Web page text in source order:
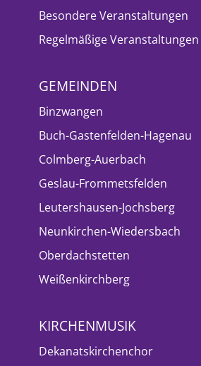
Besondere Veranstaltungen
Regelmäßige Veranstaltungen
GEMEINDEN
Binzwangen
Buch-Gastenfelden-Hagenau
Colmberg-Auerbach
Geslau-Frommetsfelden
Leutershausen-Jochsberg
Neunkirchen-Wiedersbach
Oberdachstetten
Weißenkirchberg
KIRCHENMUSIK
Dekanatskirchenchor